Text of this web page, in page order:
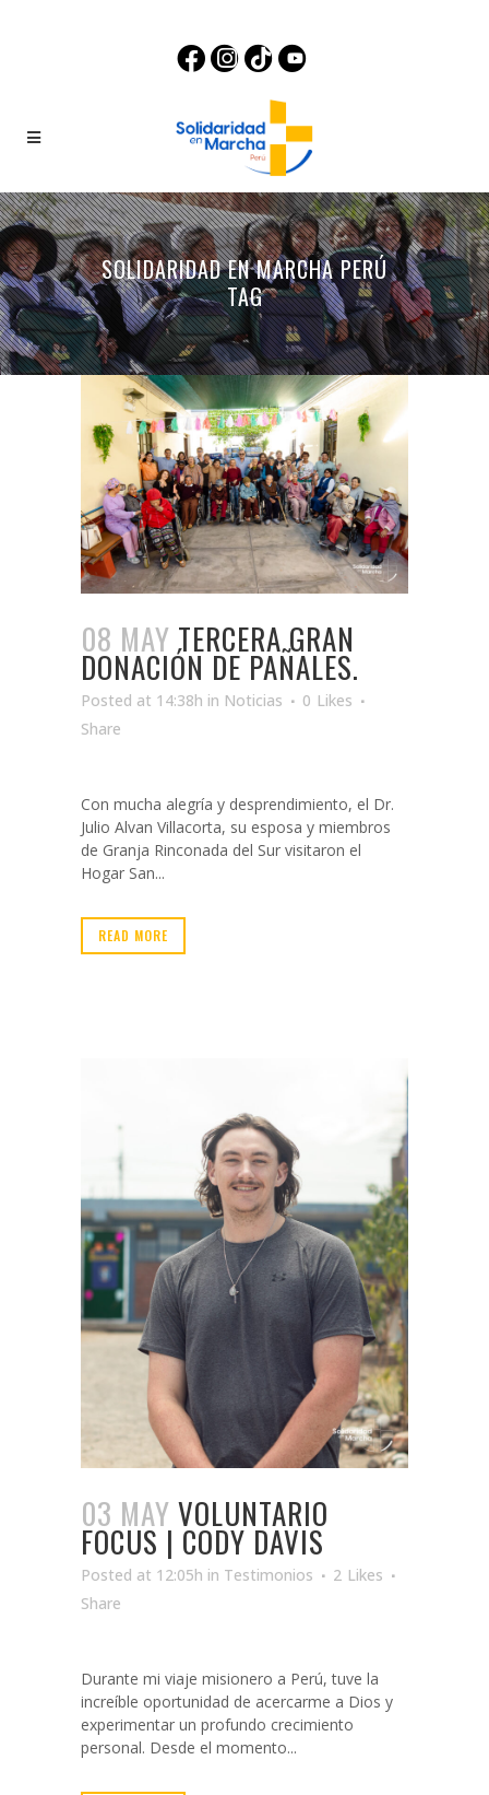
SOLIDARIDAD EN MARCHA PERÚ
TAG
08 MAY TERCERA GRAN
DONACIÓN DE PAÑALES.
Posted at 14:38h in Noticias 0 Likes
Share
Con mucha alegría y desprendimiento, el Dr.
Julio Alvan Villacorta, su esposa y miembros
de Granja Rinconada del Sur visitaron el
Hogar San...
READ MORE
03 MAY VOLUNTARIO
FOCUS | CODY DAVIS
Posted at 12:05h in Testimonios 2 Likes
Share
Durante mi viaje misionero a Perú, tuve la
increíble oportunidad de acercarme a Dios y
experimentar un profundo crecimiento
personal. Desde el momento...